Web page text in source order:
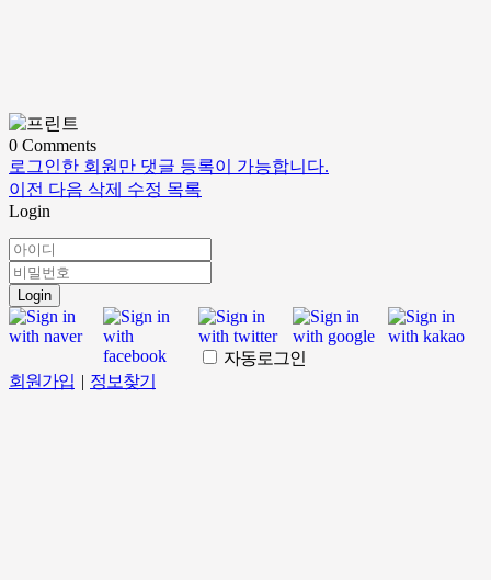
0 Comments
로그인한 회원만 댓글 등록이 가능합니다.
이전 다음 삭제 수정 목록
Login
Login
자동로그인
회원가입 | 정보찾기